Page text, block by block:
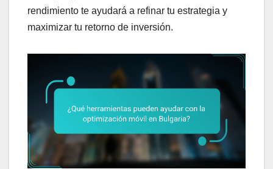
rendimiento te ayudará a refinar tu estrategia y
maximizar tu retorno de inversión.